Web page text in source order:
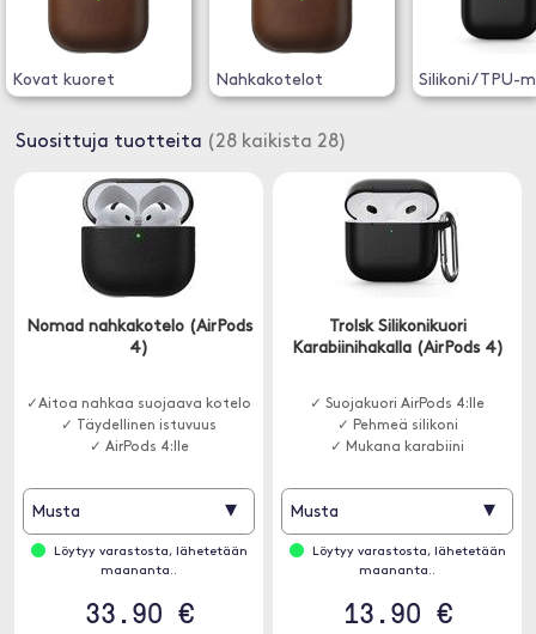
Kovat kuoret Nahkakotelot Silikoni/TPU-
Suosittuja tuotteita (28 kaikista 28)
Nomad nahkakotelo (AirPods
4)
✓Aitoa nahkaa suojaava kotelo
✓ Täydellinen istuvuus
✓ AirPods 4:lle
Musta ▾
Löytyy varastosta, lähetetään
maananta..
33.90 €
Trolsk Silikonikuori
Karabiinihakalla (AirPods 4)
✓ Suojakuori AirPods 4:lle
✓ Pehmeä silikoni
✓ Mukana karabiini
Musta ▾
Löytyy varastosta, lähetetään
maananta..
13.90 €